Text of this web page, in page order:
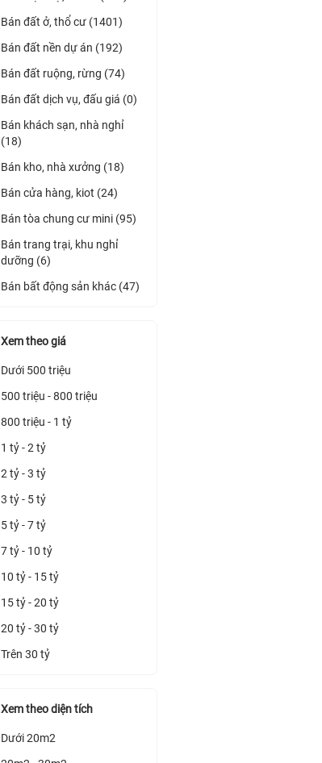
Bán đất ở, thổ cư (1401)
Bán đất nền dự án (192)
Bán đất ruộng, rừng (74)
Bán đất dịch vụ, đấu giá (0)
Bán khách sạn, nhà nghỉ
(18)
Bán kho, nhà xưởng (18)
Bán cửa hàng, kiot (24)
Bán tòa chung cư mini (95)
Bán trang trại, khu nghỉ
dưỡng (6)
Bán bất động sản khác (47)
Xem theo giá
Dưới 500 triệu
500 triệu - 800 triệu
800 triệu - 1 tỷ
1 tỷ - 2 tỷ
2 tỷ - 3 tỷ
3 tỷ - 5 tỷ
5 tỷ - 7 tỷ
7 tỷ - 10 tỷ
10 tỷ - 15 tỷ
15 tỷ - 20 tỷ
20 tỷ - 30 tỷ
Trên 30 tỷ
Xem theo diện tích
Dưới 20m2